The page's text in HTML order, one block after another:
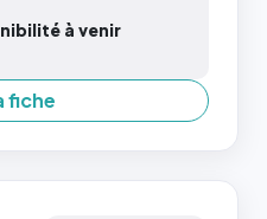
à venir
fiche